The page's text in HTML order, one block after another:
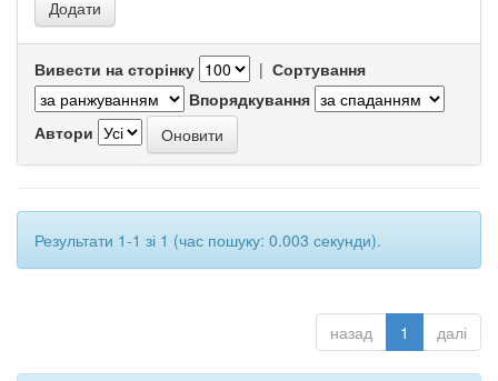
Вивести на сторінку | Сортування
Впорядкування
Автори
Результати 1-1 зі 1 (час пошуку: 0.003 секунди).
назад 1 далі